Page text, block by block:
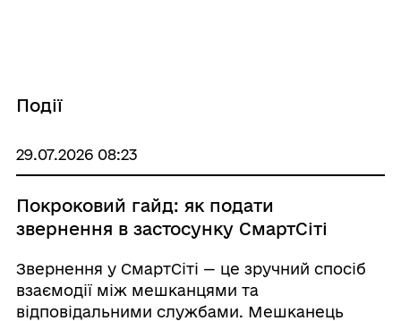
Події
29.07.2026 08:23
Покроковий гайд: як подати
звернення в застосунку СмартСіті
Звернення у СмартСіті — це зручний спосіб
взаємодії між мешканцями та
відповідальними службами. Мешканець